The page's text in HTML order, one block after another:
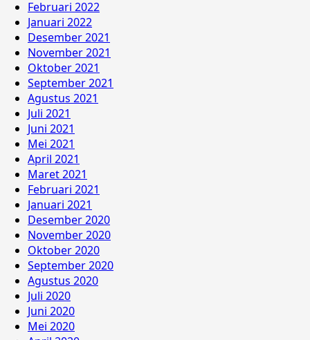
Februari 2022
Januari 2022
Desember 2021
November 2021
Oktober 2021
September 2021
Agustus 2021
Juli 2021
Juni 2021
Mei 2021
April 2021
Maret 2021
Februari 2021
Januari 2021
Desember 2020
November 2020
Oktober 2020
September 2020
Agustus 2020
Juli 2020
Juni 2020
Mei 2020